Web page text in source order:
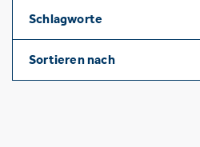
Schlagworte
Sortieren nach